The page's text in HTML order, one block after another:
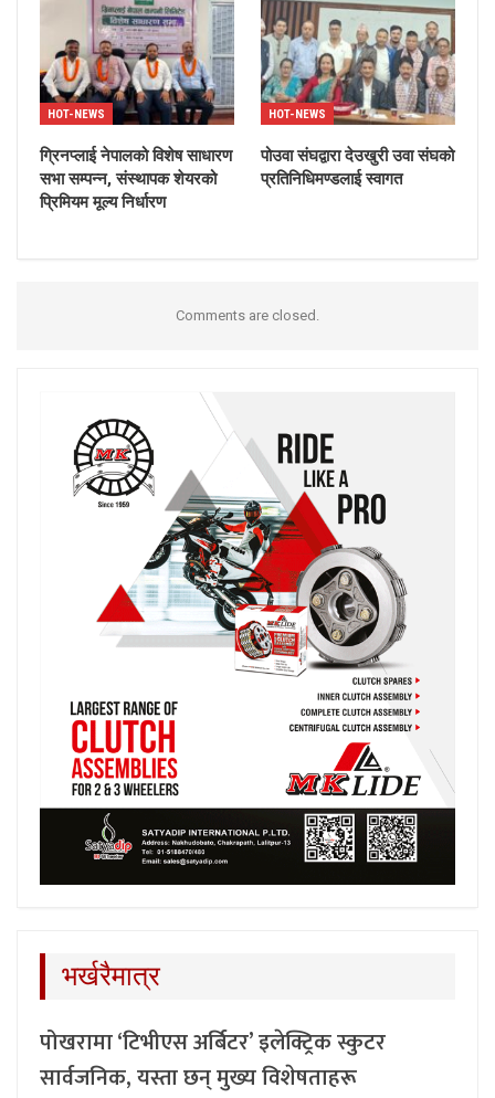
HOT-NEWS
ग्रिनप्लाई नेपालको विशेष साधारण
सभा सम्पन्न, संस्थापक शेयरको
प्रिमियम मूल्य निर्धारण
HOT-NEWS
पोउवा संघद्वारा देउखुरी उवा संघको
प्रतिनिधिमण्डलाई स्वागत
Comments are closed.
भर्खरैमात्र
पोखरामा ‘टिभीएस अर्बिटर’ इलेक्ट्रिक स्कुटर
सार्वजनिक, यस्ता छन् मुख्य विशेषताहरू